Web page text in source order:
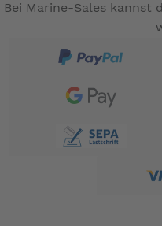
Bei Marine-Sales kannst